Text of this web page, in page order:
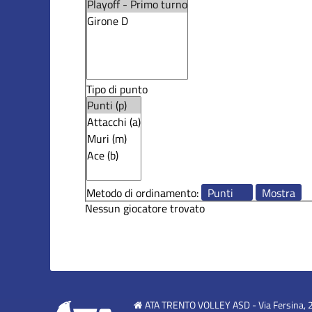
Tipo di punto
Metodo di ordinamento:
Nessun giocatore trovato
ATA TRENTO VOLLEY ASD - Via